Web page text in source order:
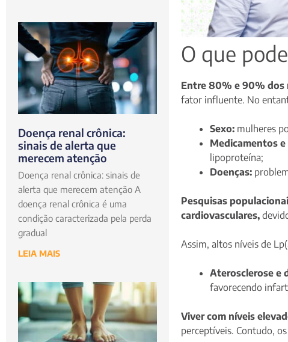
Doença renal crônica:
sinais de alerta que
merecem atenção
Doença renal crônica: sinais de
alerta que merecem atenção A
doença renal crônica é uma
condição caracterizada pela perda
gradual
LEIA MAIS
O que
Entre 80% e 90% dos
fator influente. No
Sexo: mulheres
Medicamentos
lipoproteína;
Doenças:
Pesquisas
cardiovasculares,
Assim, altos níveis de
Aterosclerose e
favorecendo
Viver com níveis
perceptíveis. Contudo,